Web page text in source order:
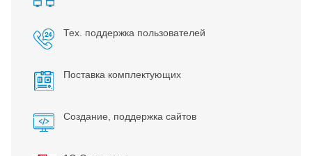
Тех. поддержка пользователей
Поставка комплектующих
Создание, поддержка сайтов